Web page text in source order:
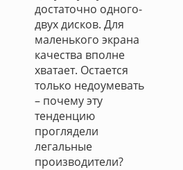
достаточно одного-
двух дисков. Для
маленького экрана
качества вполне
хватает. Остается
только недоумевать
– почему эту
тенденцию
проглядели
легальные
производители?